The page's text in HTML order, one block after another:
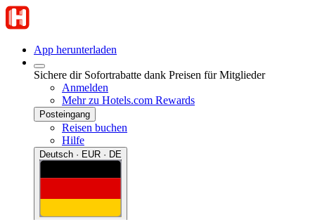
App herunterladen
Sichere dir Sofortrabatte dank Preisen für Mitglieder
Anmelden
Mehr zu Hotels.com Rewards
Posteingang
Reisen buchen
Hilfe
Deutsch · EUR · DE